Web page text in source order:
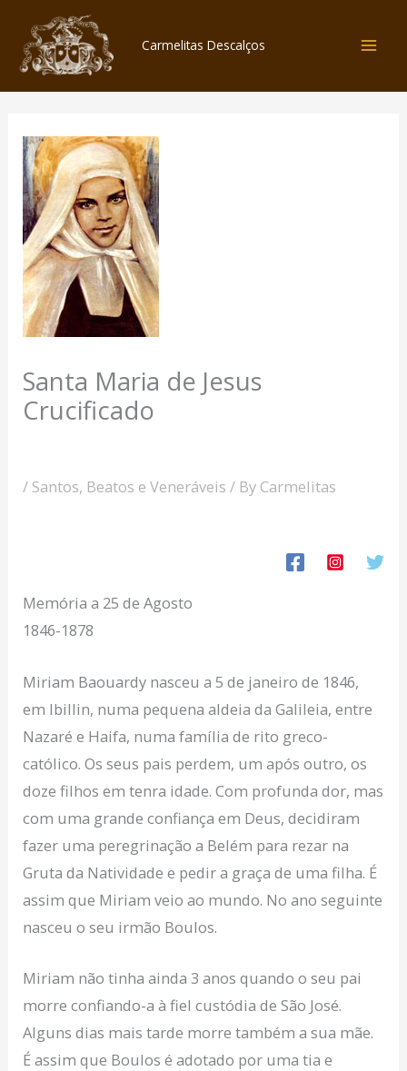
content
Carmelitas Descalços
Santa Maria de Jesus
Crucificado
/ Santos, Beatos e Veneráveis / By Carmelitas
Memória a 25 de Agosto
1846-1878
Miriam Baouardy nasceu a 5 de janeiro de 1846,
em Ibillin, numa pequena aldeia da Galileia, entre
Nazaré e Haifa, numa família de rito greco-
católico. Os seus pais perdem, um após outro, os
doze filhos em tenra idade. Com profunda dor, mas
com uma grande confiança em Deus, decidiram
fazer uma peregrinação a Belém para rezar na
Gruta da Natividade e pedir a graça de uma filha. É
assim que Miriam veio ao mundo. No ano seguinte
nasceu o seu irmão Boulos.
Miriam não tinha ainda 3 anos quando o seu pai
morre confiando-a à fiel custódia de São José.
Alguns dias mais tarde morre também a sua mãe.
É assim que Boulos é adotado por uma tia e